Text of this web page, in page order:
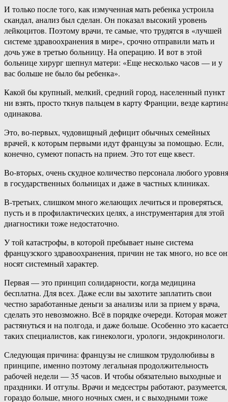
И только после того, как измученная мать ребенка устроила
скандал, анализ был сделан. Он показал высокий уровень
лейкоцитов. Поэтому врачи, те самые, что трудятся в «лучшей
системе здравоохранения в мире», срочно отправили мать и
дочь уже в третью больницу. На операцию. И вот в этой
больнице хирург шепнул матери: «Еще несколько часов — и у
вас больше не было бы ребенка».
Какой бы крупный, мелкий, средний город, населенный пункт
ни взять, просто ткнув пальцем в карту Франции, везде
одинакова.
Это, во-первых, чудовищный дефицит обычных семейных
врачей, к которым первыми идут французы за помощью. Если,
конечно, сумеют попасть на прием. Это тот еще квест.
Во-вторых, очень скудное количество персонала любого уровня
в государственных больницах и даже в частных клиниках.
В-третьих, слишком много желающих лечиться и проверяться,
пусть и в профилактических целях, а инструментария для этой
диагностики тоже недостаточно.
У той катастрофы, в которой пребывает ныне система
французского здравоохранения, причин не так много, но все
носят системный характер.
Первая — это принцип солидарности, когда медицина
бесплатна. Для всех. Даже если вы захотите заплатить свои
честно заработанные деньги за анализы или за прием у врача,
сделать это невозможно. Всё в порядке очереди. Которая может
растянуться и на полгода, и даже больше. Особенно это
таких специалистов, как гинекологи, урологи, эндокринологи.
Следующая причина: французы не слишком трудолюбивы в
принципе, именно поэтому легальная продолжительность
рабочей недели — 35 часов. И чтобы обязательно выходные и
праздники. И отгулы. Врачи и медсестры работают, разумеется,
гораздо больше, много ночных смен, и с выходными тоже